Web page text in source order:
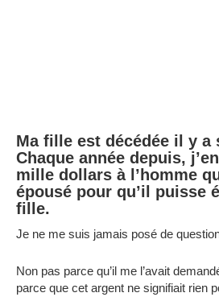
Ma fille est décédée il y a
Chaque année depuis,
mille dollars à l’homme
épousé pour qu’il puisse
fille.
Je ne me suis jamais posé de
Non pas parce qu’il me l’avait
parce que cet argent ne signifiait rien